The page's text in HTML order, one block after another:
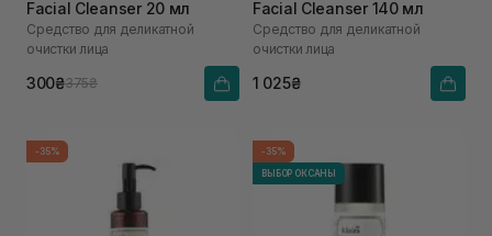
Facial Cleanser 20 мл
Средство для деликатной
очистки лица
300₴375₴
Facial Cleanser 140 мл
Средство для деликатной
очистки лица
1 025₴
-35%
-35%
ВЫБОР ОКСАНЫ